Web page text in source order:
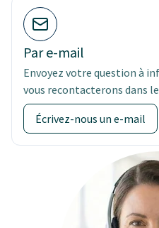
Par e-mail
Envoyez votre question à
vous recontacterons dans
Écrivez-nous un e-mail